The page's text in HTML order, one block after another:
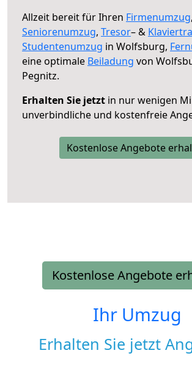
Allzeit bereit für Ihren Firmenumzug,
Seniorenumzug, Tresor– &
Studentenumzug in Wolfsburg,
eine optimale Beiladung von
Pegnitz.
Erhalten Sie jetzt in nur wenigen
unverbindliche und kostenfreie
Kostenlose Angebote
Kostenlose Angebote
Ihr Umzug
Erhalten Sie jetzt